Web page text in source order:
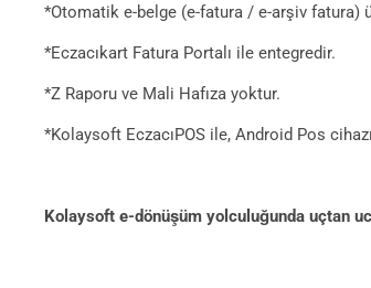
*Otomatik e-belge (e-fatura / e-arşiv fatura)
*Eczacıkart Fatura Portalı ile entegredir.
*Z Raporu ve Mali Hafıza yoktur.
*Kolaysoft EczacıPOS ile, Android Pos
Kolaysoft e-dönüşüm yolculuğunda uçtan